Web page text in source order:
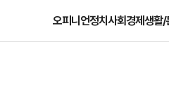
오피니언정치사회경제생활/